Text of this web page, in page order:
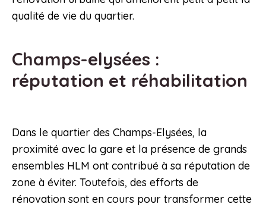
qualité de vie du quartier.
Champs-elysées :
réputation et réhabilitation
Dans le quartier des Champs-Elysées, la
proximité avec la gare et la présence de grands
ensembles HLM ont contribué à sa réputation de
zone à éviter. Toutefois, des efforts de
rénovation sont en cours pour transformer cette